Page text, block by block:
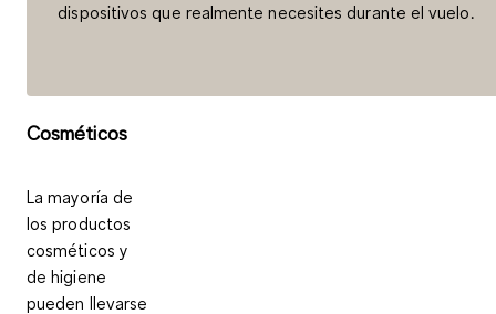
dispositivos que realmente necesites durante el vuelo.
Cosméticos
La mayoría de
los productos
cosméticos y
de higiene
pueden llevarse